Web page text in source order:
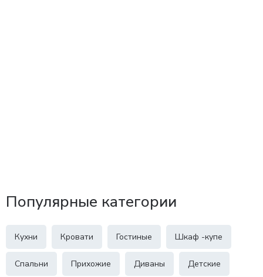
Популярные категории
Кухни Кровати Гостиные Шкаф -купе
Спальни Прихожие Диваны Детские